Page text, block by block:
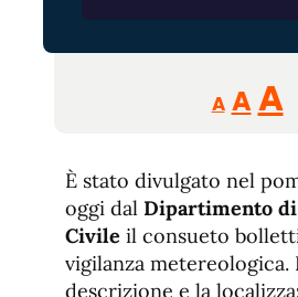
A
Reducir
tamaño
A
de
A
È stato divulgato nel
oggi dal Dipartimento
Civile il consueto
vigilanza metereologica.
descrizione e la